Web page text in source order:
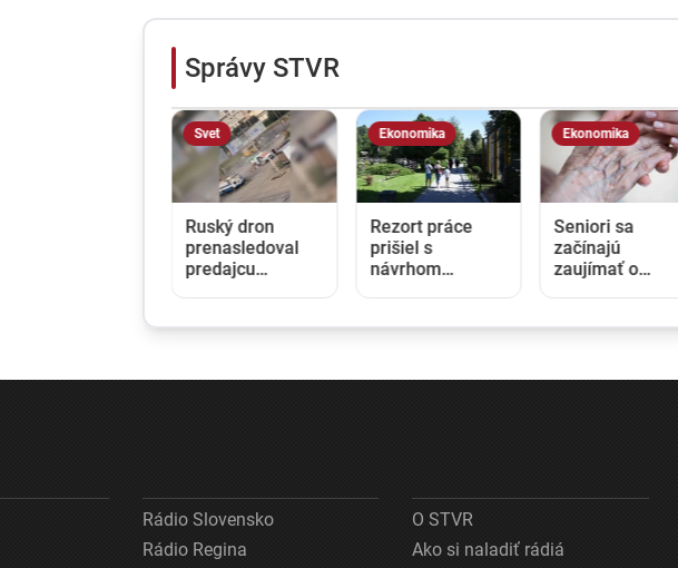
Správy STVR
vysoké
Svet
Ruský dron
prenasledoval
predajcu
to musí vidieť,
Zelenskyj
Ekonomika
Rezort práce
prišiel s
návrhom
Opozícia hovorí
marketingovom
Ekonomika
Seniori sa
začínajú
zaujímať o
detí. Daňový
Sociálna
Rádio Slovensko
Rádio Regina
O STVR
Ako si naladiť rádiá